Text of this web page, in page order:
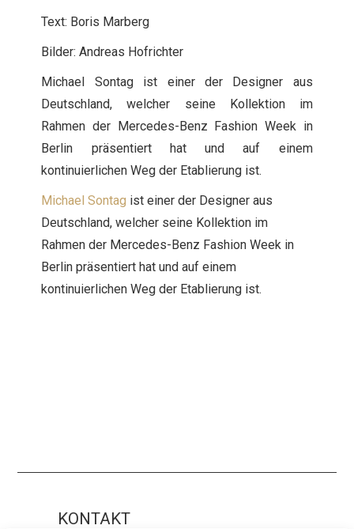
Text: Boris Marberg
Bilder: Andreas Hofrichter
Michael Sontag ist einer der Designer aus
Deutschland, welcher seine Kollektion im
Rahmen der Mercedes-Benz Fashion Week in
Berlin präsentiert hat und auf einem
kontinuierlichen Weg der Etablierung ist.
Michael Sontag ist einer der Designer aus
Deutschland, welcher seine Kollektion im
Rahmen der Mercedes-Benz Fashion Week in
Berlin präsentiert hat und auf einem
kontinuierlichen Weg der Etablierung ist.
KONTAKT